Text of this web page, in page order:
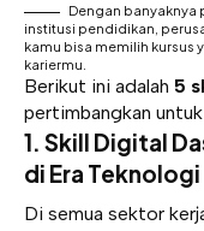
Dengan banyaknya
institusi pendidikan,
kamu bisa memilih kursus
kariermu.
Berikut ini adalah 5
pertimbangkan
1. Skill Digital
di Era Teknologi
Di semua sektor